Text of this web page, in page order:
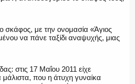
σκάφος, με την ονομασία «Άγιος
να πάνε ταξίδι αναψυχής, μιας
στις 17 Μαΐου 2011 είχε
που η άτυχη γυναίκα